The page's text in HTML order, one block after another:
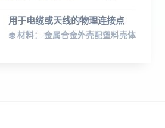
用于电缆或天线的物理连接点
材料： 金属合金外壳配塑料壳体